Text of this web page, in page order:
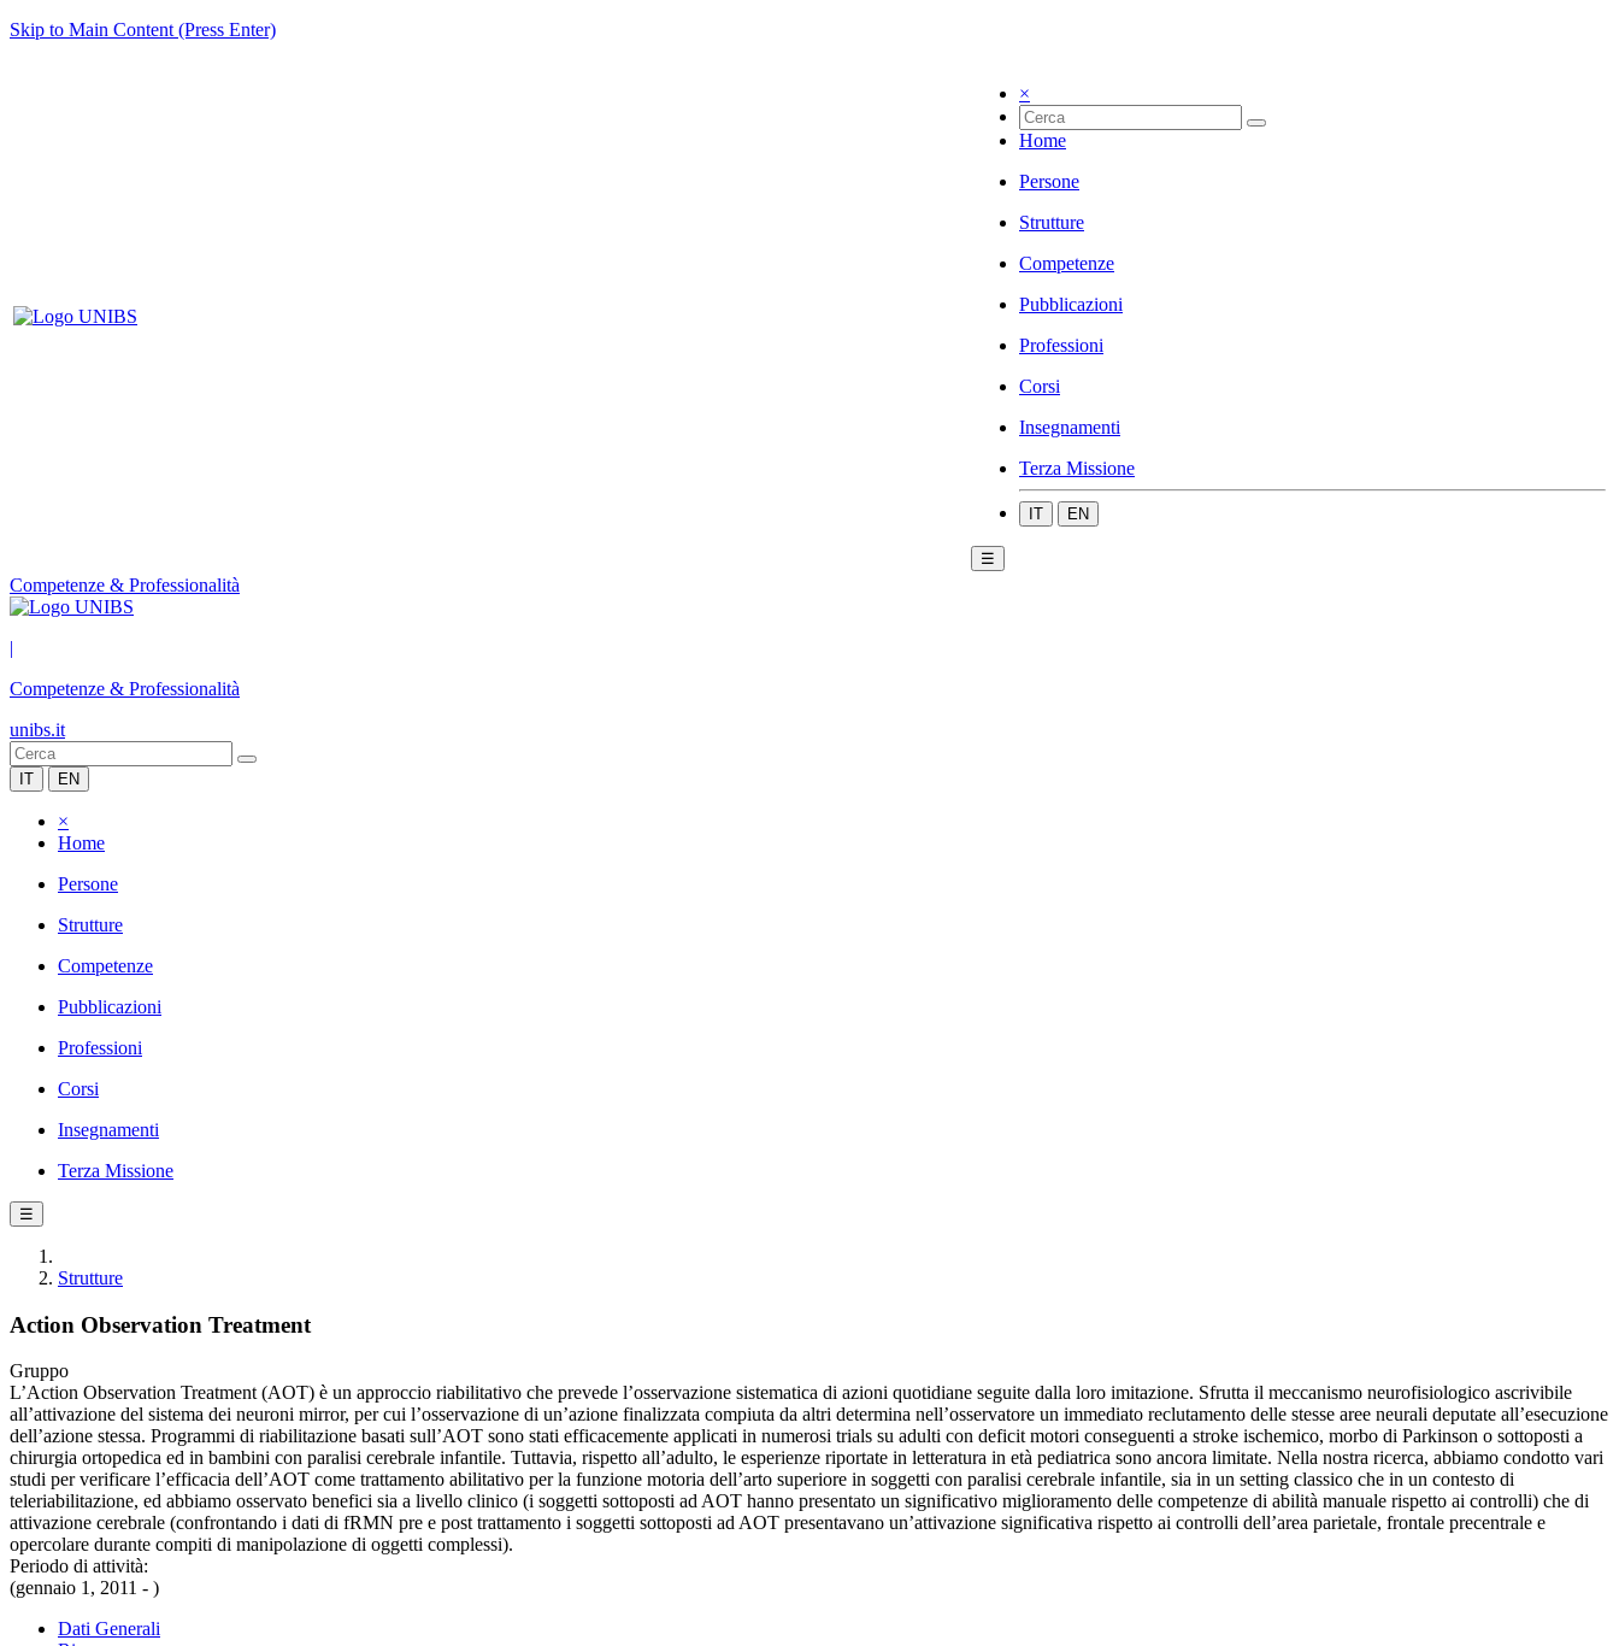
Skip to Main Content (Press Enter)
×
Home
Persone
Strutture
Competenze
Pubblicazioni
Professioni
Corsi
Insegnamenti
Terza Missione
IT EN
☰
Competenze & Professionalità
|
Competenze & Professionalità
unibs.it
IT EN
×
Home
Persone
Strutture
Competenze
Pubblicazioni
Professioni
Corsi
Insegnamenti
Terza Missione
☰
Strutture
Action Observation Treatment
Gruppo
L’Action Observation Treatment (AOT) è un approccio riabilitativo che prevede l’osservazione sistematica di azioni quotidiane seguite dalla loro imitazione. Sfrutta il meccanismo neurofisiologico ascrivibile
all’attivazione del sistema dei neuroni mirror, per cui l’osservazione di un’azione finalizzata compiuta da altri determina nell’osservatore un immediato reclutamento delle stesse aree neurali deputate all’esecuzione
dell’azione stessa. Programmi di riabilitazione basati sull’AOT sono stati efficacemente applicati in numerosi trials su adulti con deficit motori conseguenti a stroke ischemico, morbo di Parkinson o sottoposti a
chirurgia ortopedica ed in bambini con paralisi cerebrale infantile. Tuttavia, rispetto all’adulto, le esperienze riportate in letteratura in età pediatrica sono ancora limitate. Nella nostra ricerca, abbiamo condotto vari
studi per verificare l’efficacia dell’AOT come trattamento abilitativo per la funzione motoria dell’arto superiore in soggetti con paralisi cerebrale infantile, sia in un setting classico che in un contesto di
teleriabilitazione, ed abbiamo osservato benefici sia a livello clinico (i soggetti sottoposti ad AOT hanno presentato un significativo miglioramento delle competenze di abilità manuale rispetto ai controlli) che di
attivazione cerebrale (confrontando i dati di fRMN pre e post trattamento i soggetti sottoposti ad AOT presentavano un’attivazione significativa rispetto ai controlli dell’area parietale, frontale precentrale e
opercolare durante compiti di manipolazione di oggetti complessi).
Periodo di attività:
(gennaio 1, 2011 - )
Dati Generali